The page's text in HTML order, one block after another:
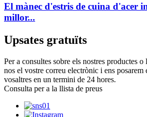
El mànec d'estris de cuina d'acer
millor...
Upsates gratuïts
Per a consultes sobre els nostres productes
nos el vostre correu electrònic i ens posarem
vosaltres en un termini de 24 hores.
Consulta per a la llista de preus